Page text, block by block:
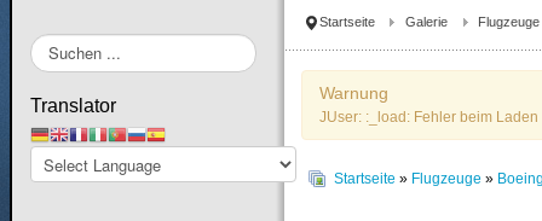
Startseite Galerie Flugzeuge
Warnung
JUser: :_load: Fehler beim
Startseite » Flugzeuge »
Suchen
...
Translator